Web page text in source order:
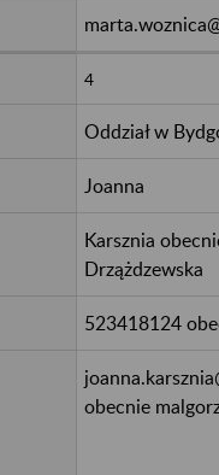
4
Oddział w
Joanna
Karsznia
Drzążdzewska
523418124
obecnie